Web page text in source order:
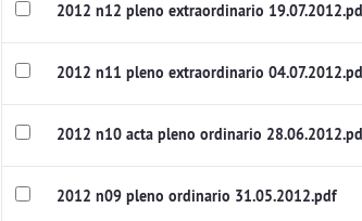
2012 n12 pleno extraordinario
2012 n11 pleno extraordinario
2012 n10 acta pleno ordinario
2012 n09 pleno ordinario 31.05.2012.pdf